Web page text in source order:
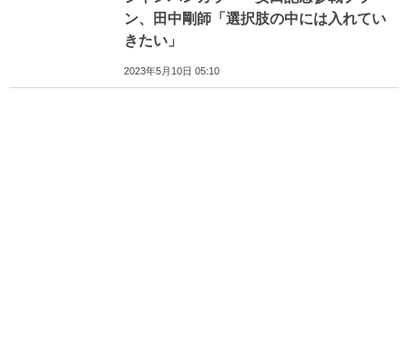
ン、田中剛師「選択肢の中には入れてい
きたい」
2023年5月10日 05:10